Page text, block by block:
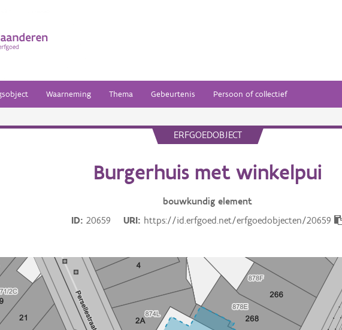
Waarneming Thema Gebeurtenis Persoon of collectief
ERFGOEDOBJECT
Burgerhuis met winkelpui
bouwkundig element
ID
20659 URI https://id.erfgoed.net/erfgoedobjecten/20659